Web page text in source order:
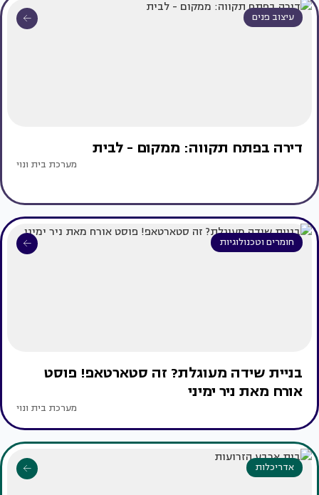
עיצוב פנים
דירה בפתח תקווה: ממקום - לבית
מערכת בית ונוי
חומרים וטכנולוגיות
בניית שידה מעוגלת? זה סטארטאפ! פוסט
אורח מאת ניר ימיני
מערכת בית ונוי
אדריכלות